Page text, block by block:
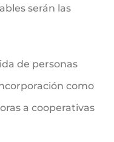
serán las
de personas
como
a cooperativas